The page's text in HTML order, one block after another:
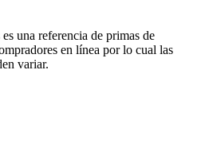
una referencia de primas de
en línea por lo cual las
variar.